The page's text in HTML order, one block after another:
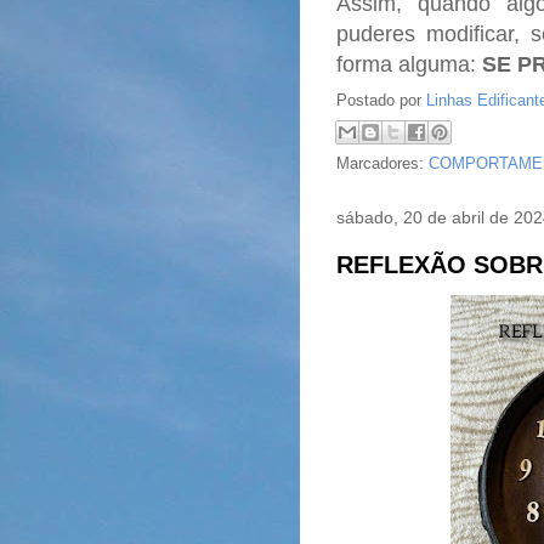
puderes modificar,
forma alguma: SE
Postado por Linhas
Marcadores:
sábado, 20 de abril de
REFLEXÃO